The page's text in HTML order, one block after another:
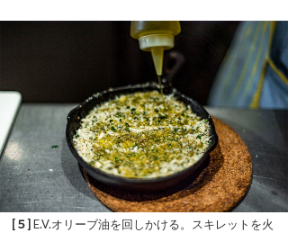
[５] E.V.オリーブ油を回しかける。スキレットを火